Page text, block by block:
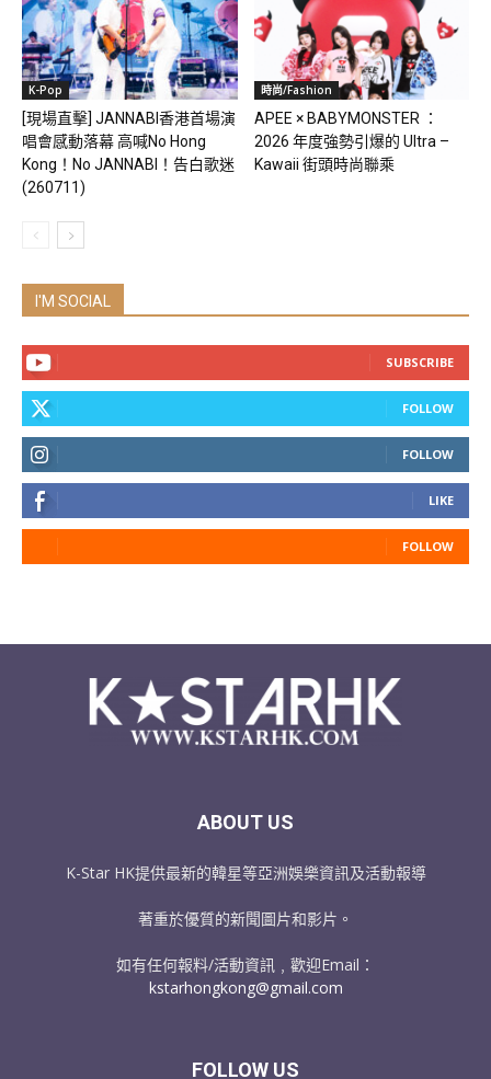
K-Pop
[現場直擊] JANNABI香港首場演
唱會感動落幕 高喊No Hong
Kong！No JANNABI！告白歌迷
(260711)
時尚/Fashion
APEE × BABYMONSTER ：
2026 年度強勢引爆的 Ultra –
Kawaii 街頭時尚聯乘
I'M SOCIAL
SUBSCRIBE
FOLLOW
FOLLOW
LIKE
FOLLOW
ABOUT US
K-Star HK提供最新的韓星等亞洲娛樂資訊及活動報導
著重於優質的新聞圖片和影片。
如有任何報料/活動資訊﹐歡迎Email：
kstarhongkong@gmail.com
FOLLOW US